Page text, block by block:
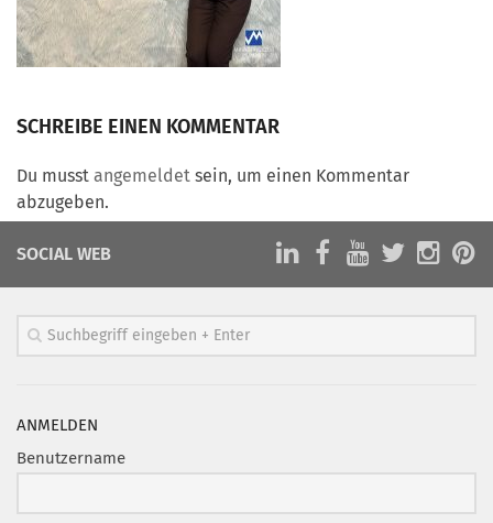
Marketing Pioniere
Arbeitsgruppen
Partnerschaften
Bundesverband Marketing Clubs
MARKETING PIONIERE
CLUB-KOMMUNIKATION
Clubmagazin
MCM Club TV
SCHREIBE EINEN KOMMENTAR
Du musst angemeldet sein, um einen Kommentar
abzugeben.
SOCIAL WEB
ANMELDEN
Benutzername